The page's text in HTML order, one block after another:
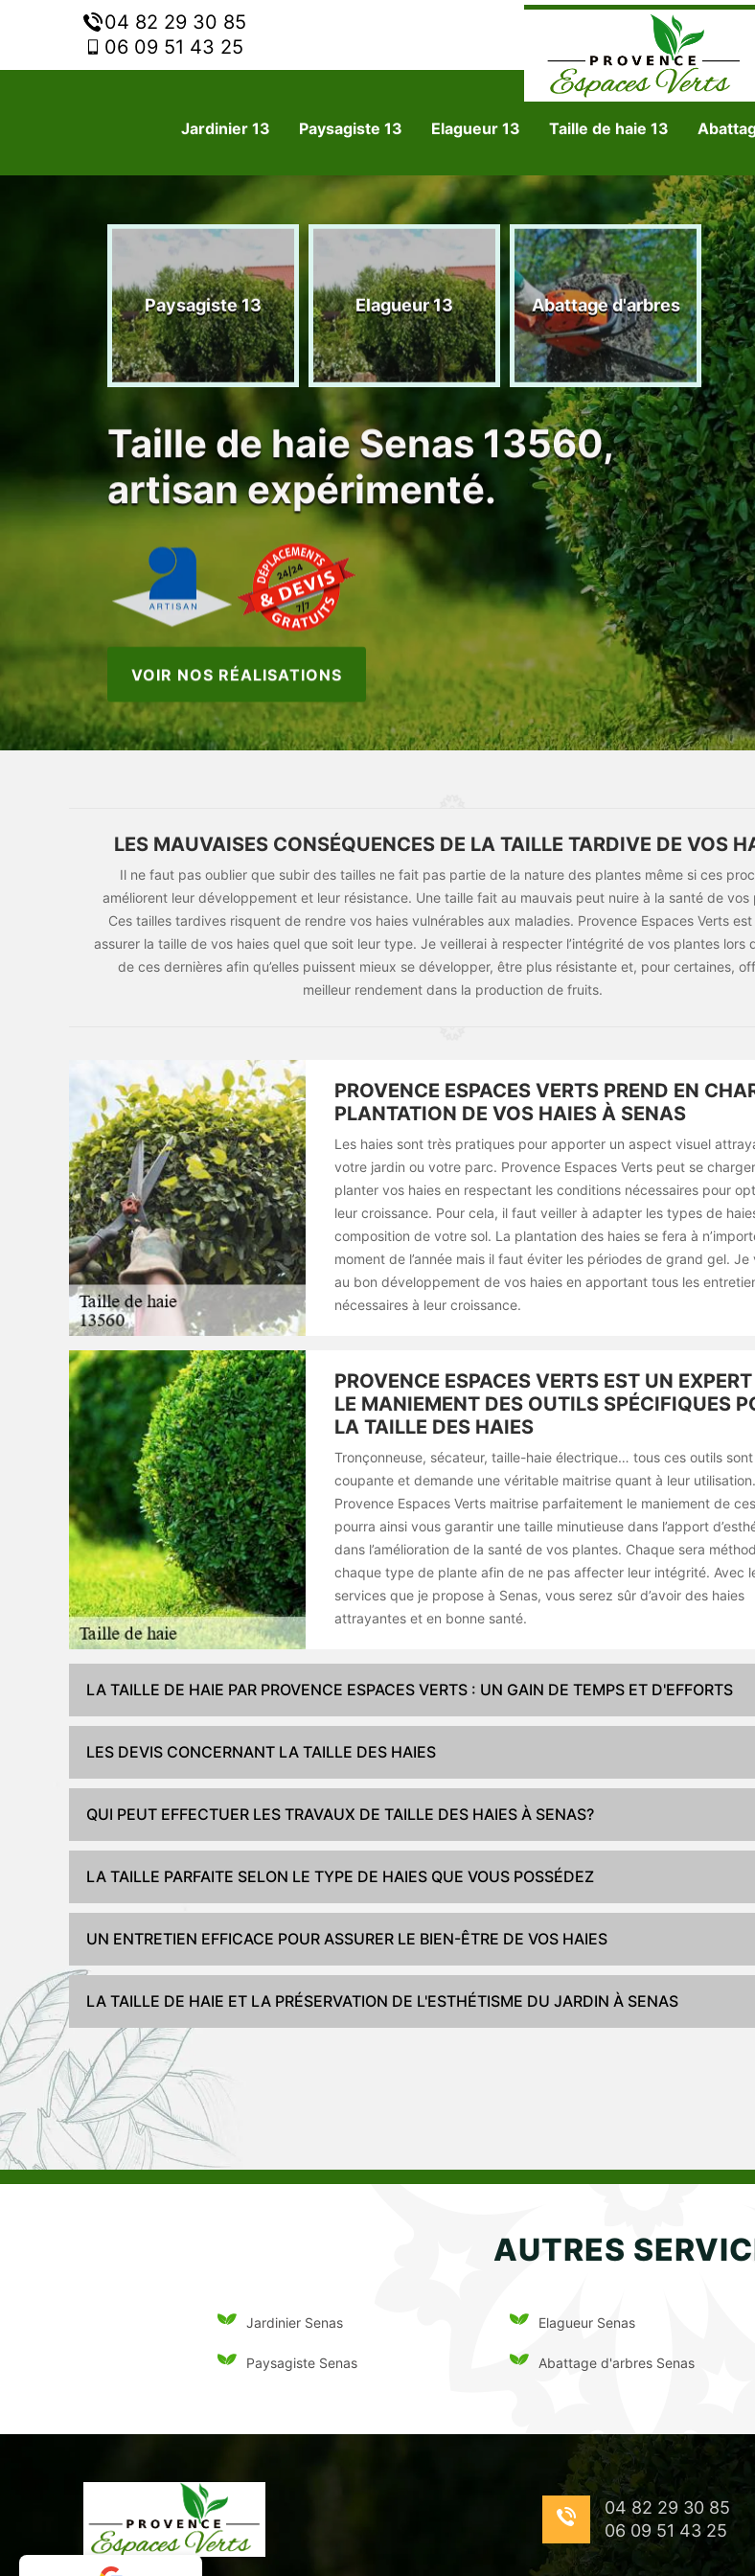
04 82 29 30 85
06 09 51 43 25
Jardinier 13 Paysagiste 13 Elagueur 13 Taille de haie 13
Paysagiste 13 Elagueur 13 Abattage d'arbres
Taille de haie Senas 13560,
artisan expérimenté.
VOIR NOS RÉALISATIONS
LES MAUVAISES CONSÉQUENCES DE LA TAILLE TARDIVE DE VOS
Il ne faut pas oublier que subir des tailles ne fait pas partie de la nature des plantes même si ces
améliorent leur développement et leur résistance. Une taille fait au mauvais peut nuire à la santé de vos
Ces tailles tardives risquent de rendre vos haies vulnérables aux maladies. Provence Espaces Verts
assurer la taille de vos haies quel que soit leur type. Je veillerai à respecter l’intégrité de vos plantes lors
de ces dernières afin qu’elles puissent mieux se développer, être plus résistante et, pour certaines,
meilleur rendement dans la production de fruits.
PROVENCE ESPACES VERTS PREND EN
PLANTATION DE VOS HAIES À SENAS
Les haies sont très pratiques pour apporter un aspect visuel
votre jardin ou votre parc. Provence Espaces Verts peut se
planter vos haies en respectant les conditions nécessaires pour
leur croissance. Pour cela, il faut veiller à adapter les types de
composition de votre sol. La plantation des haies se fera à
moment de l’année mais il faut éviter les périodes de grand gel. Je
au bon développement de vos haies en apportant tous les
nécessaires à leur croissance.
PROVENCE ESPACES VERTS EST UN
LE MANIEMENT DES OUTILS SPÉCIFIQUES
LA TAILLE DES HAIES
Tronçonneuse, sécateur, taille-haie électrique… tous ces outils
coupante et demande une véritable maitrise quant à leur utilisation.
Provence Espaces Verts maitrise parfaitement le maniement de
pourra ainsi vous garantir une taille minutieuse dans l’apport
dans l’amélioration de la santé de vos plantes. Chaque sera
chaque type de plante afin de ne pas affecter leur intégrité. Avec
services que je propose à Senas, vous serez sûr d’avoir des haies
attrayantes et en bonne santé.
LA TAILLE DE HAIE PAR PROVENCE ESPACES VERTS : UN GAIN DE TEMPS ET D'EFFORTS
LES DEVIS CONCERNANT LA TAILLE DES HAIES
QUI PEUT EFFECTUER LES TRAVAUX DE TAILLE DES HAIES À SENAS?
LA TAILLE PARFAITE SELON LE TYPE DE HAIES QUE VOUS POSSÉDEZ
UN ENTRETIEN EFFICACE POUR ASSURER LE BIEN-ÊTRE DE VOS HAIES
LA TAILLE DE HAIE ET LA PRÉSERVATION DE L'ESTHÉTISME DU JARDIN À SENAS
AUTRES
Jardinier Senas
Paysagiste Senas
Elagueur Senas
Abattage d'arbres Senas
04 82 29 30 85
06 09 51 43 25